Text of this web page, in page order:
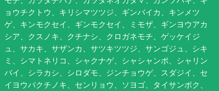
ョウチクトウ、キリシマツツジ、ギンバイカ、キンメツ
ゲ、キンモクセイ、ギンモクセイ、ミモザ、ギンヨウアカ
シア、クスノキ、クチナシ、クロガネモチ、ゲッケイジ
ュ、サカキ、サザンカ、サツキツツジ、サンゴジュ、シキ
ミ、シマトネリコ、シャクナゲ、シャシャンポ、シャリン
バイ、シラカシ、シロダモ、ジンチョウゲ、スダジイ、セ
イヨウバクチノキ、センリョウ、ソヨゴ、タイサンボク、